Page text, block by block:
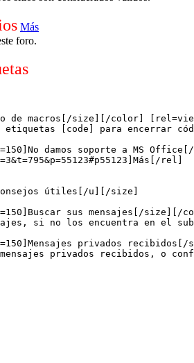
Más
foro.
de macros[/size][/color]
[code] para encerrar
damos soporte a MS
rel]
útiles[/u][/size]
sus mensajes[/size][/
si no los encuentra en el
privados
mensajes privados recibidos, o